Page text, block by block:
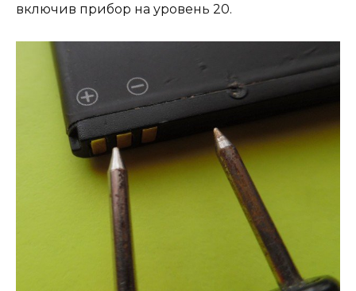
включив прибор на уровень 20.